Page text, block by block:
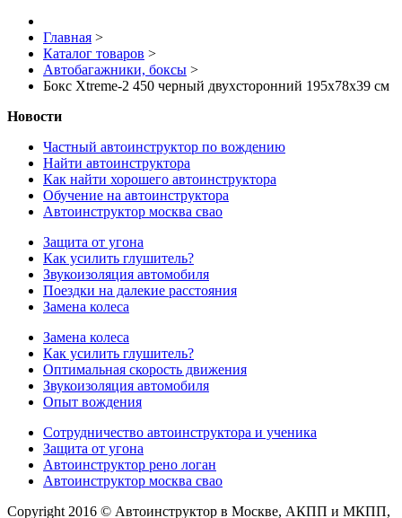
Главная >
Каталог товаров >
Автобагажники, боксы >
Бокс Xtreme-2 450 черный двухсторонний 195х78х39 см
Новости
Частный автоинструктор по вождению
Найти автоинструктора
Как найти хорошего автоинструктора
Обучение на автоинструктора
Автоинструктор москва свао
Защита от угона
Как усилить глушитель?
Звукоизоляция автомобиля
Поездки на далекие расстояния
Замена колеса
Замена колеса
Как усилить глушитель?
Оптимальная скорость движения
Звукоизоляция автомобиля
Опыт вождения
Сотрудничество автоинструктора и ученика
Защита от угона
Автоинструктор рено логан
Автоинструктор москва свао
Copyright 2016 © Автоинструктор в Москве, АКПП и МКПП,